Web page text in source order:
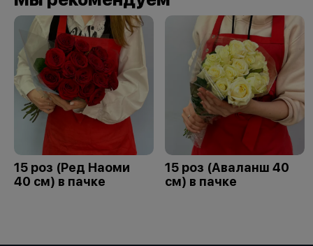
15 роз (Ред Наоми
40 см) в пачке
15 роз (Аваланш 40
см) в пачке